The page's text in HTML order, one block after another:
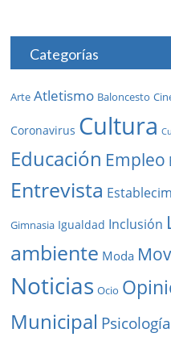
Categorías
Arte Atletismo Baloncesto
Coronavirus Cultura
Educación Empleo
Entrevista
Gimnasia Igualdad Inclusión
ambiente Moda
Noticias Ocio
Municipal Psicología